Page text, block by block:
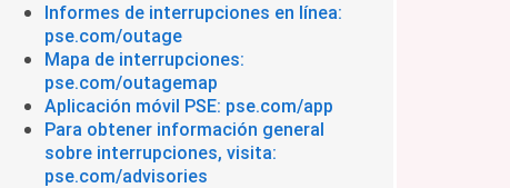
Informes de interrupciones en línea:
pse.com/outage
Mapa de interrupciones:
pse.com/outagemap
Aplicación móvil PSE: pse.com/app
Para obtener información general
sobre interrupciones, visita:
pse.com/advisories